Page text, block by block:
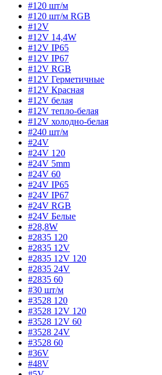
#120 шт/м
#120 шт/м RGB
#12V
#12V 14,4W
#12V IP65
#12V IP67
#12V RGB
#12V Герметичные
#12V Красная
#12V белая
#12V тепло-белая
#12V холодно-белая
#240 шт/м
#24V
#24V 120
#24V 5mm
#24V 60
#24V IP65
#24V IP67
#24V RGB
#24V Белые
#28,8W
#2835 120
#2835 12V
#2835 12V 120
#2835 24V
#2835 60
#30 шт/м
#3528 120
#3528 12V 120
#3528 12V 60
#3528 24V
#3528 60
#36V
#48V